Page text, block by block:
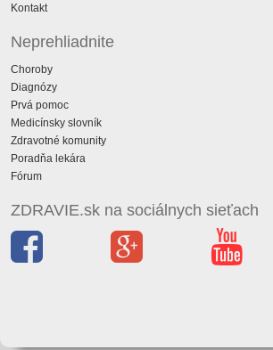
Kontakt
Neprehliadnite
Choroby
Diagnózy
Prvá pomoc
Medicínsky slovník
Zdravotné komunity
Poradňa lekára
Fórum
ZDRAVIE.sk na sociálnych sieťach